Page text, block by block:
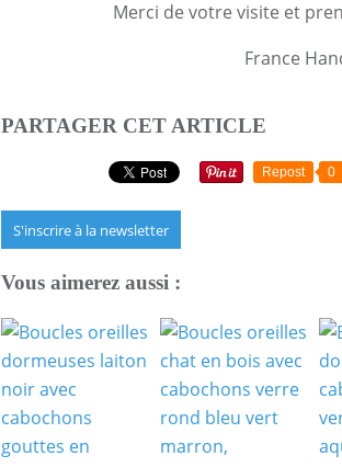
Merci de votre visite et
France
PARTAGER CET ARTICLE
Repost 0
S'inscrire à la newsletter
Vous aimerez aussi :